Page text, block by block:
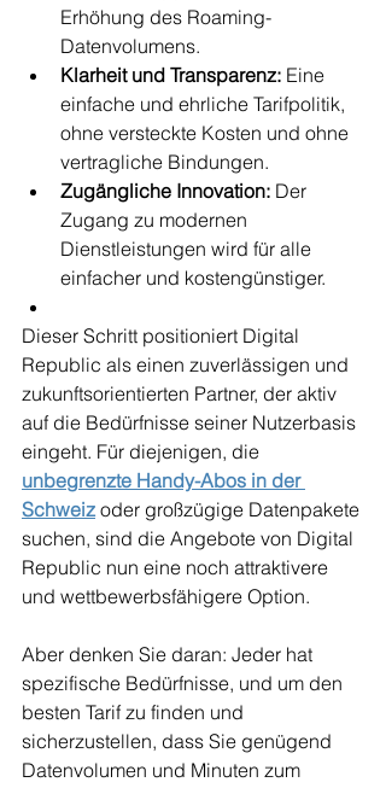
Erhöhung des Roaming-
Datenvolumens.
Klarheit und Transparenz: Eine
einfache und ehrliche Tarifpolitik,
ohne versteckte Kosten und ohne
vertragliche Bindungen.
Zugängliche Innovation: Der
Zugang zu modernen
Dienstleistungen wird für alle
einfacher und kostengünstiger.
Dieser Schritt positioniert Digital
Republic als einen zuverlässigen und
zukunftsorientierten Partner, der aktiv
auf die Bedürfnisse seiner Nutzerbasis
eingeht. Für diejenigen, die
unbegrenzte Handy-Abos in der
Schweiz oder großzügige Datenpakete
suchen, sind die Angebote von Digital
Republic nun eine noch attraktivere
und wettbewerbsfähigere Option.
Aber denken Sie daran: Jeder hat
spezifische Bedürfnisse, und um den
besten Tarif zu finden und
sicherzustellen, dass Sie genügend
Datenvolumen und Minuten zum